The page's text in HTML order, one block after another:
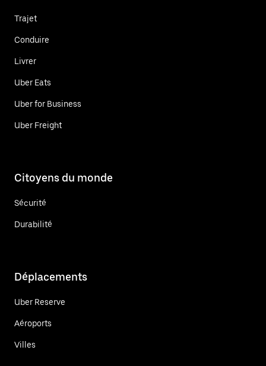
Trajet
Conduire
Livrer
Uber Eats
Uber for Business
Uber Freight
Citoyens du monde
Sécurité
Durabilité
Déplacements
Uber Reserve
Aéroports
Villes